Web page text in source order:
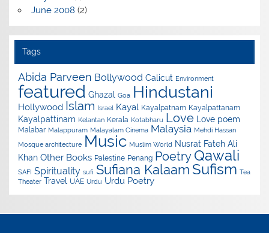
June 2008 (2)
Tags
Abida Parveen Bollywood Calicut Environment
featured Ghazal Goa Hindustani
Hollywood Islam Israel Kayal Kayalpatnam Kayalpattanam
Kayalpattinam Kelantan Kerala Kotabharu Love Love poem
Malabar Malappuram Malayalam Cinema Malaysia Mehdi Hassan
Mosque architecture Music Muslim World Nusrat Fateh Ali
Khan Other Books Palestine Penang Poetry Qawali
SAFI Spirituality sufi Sufiana Kalaam Sufism Tea
Theater Travel UAE Urdu Urdu Poetry